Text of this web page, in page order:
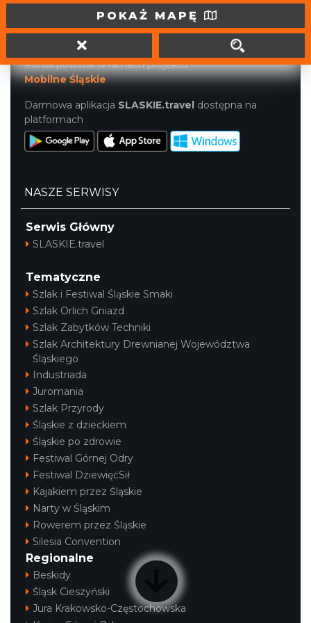
POKAŻ MAPĘ
tel. (32) 207 207 1
Portal powstał w ramach projektu
Mobilne Śląskie
Darmowa aplikacja SLASKIE.travel dostępna na
platformach
NASZE SERWISY
Serwis Główny
SLASKIE.travel
Tematyczne
Szlak i Festiwal Śląskie Smaki
Szlak Orlich Gniazd
Szlak Zabytków Techniki
Szlak Architektury Drewnianej Województwa
Śląskiego
Industriada
Juromania
Szlak Przyrody
Śląskie z dzieckiem
Śląskie po zdrowie
Festiwal Górnej Odry
Festiwal DziewięćSił
Kajakiem przez Śląskie
Narty w Śląskim
Rowerem przez Śląskie
Silesia Convention
Regionalne
Beskidy
Śląsk Cieszyński
Jura Krakowsko-Częstochowska